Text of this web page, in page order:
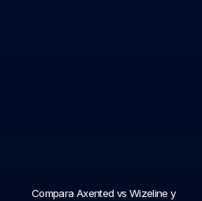
Compara Axented vs Wizeline y